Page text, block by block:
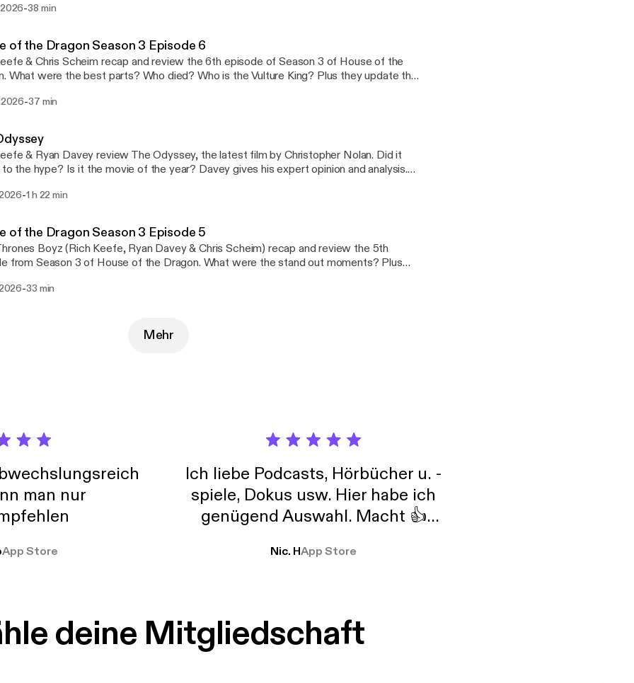
Instagram & YouTube: @DORKpodcast
-38 min
of the Dragon Season 3 Episode 6
& Chris Scheim recap and review the 6th episode of Season 3 of House of the
What were the best parts? Who died? Who is the Vulture King? Plus they update the
& YouTube: @DORKpodcast
-37 min
& Ryan Davey review The Odyssey, the latest film by Christopher Nolan. Did it
to the hype? Is it the movie of the year? Davey gives his expert opinion and analysis.
Doomsday. Twitter, Instagram & YouTube: @DORKpodcast
-1 h 22 min
of the Dragon Season 3 Episode 5
Boyz (Rich Keefe, Ryan Davey & Chris Scheim) recap and review the 5th
from Season 3 of House of the Dragon. What were the stand out moments? Plus
-33 min
Mehr
man nur
App Store
Ich liebe Podcasts, Hörbücher u. -
spiele, Dokus usw. Hier habe ich
genügend Auswahl. Macht 👍
Nic. HApp Store
deine Mitgliedschaft